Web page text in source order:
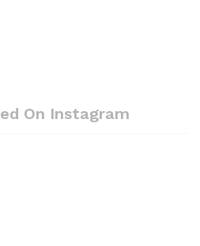
On Instagram